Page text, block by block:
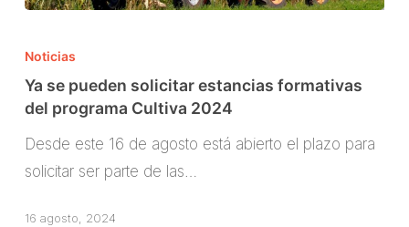
se
pueden
solicitar
programa
Noticias
Ya se pueden solicitar estancias formativas
del programa Cultiva 2024
Desde este 16 de agosto está abierto el plazo para
solicitar ser parte de las…
16 agosto, 2024